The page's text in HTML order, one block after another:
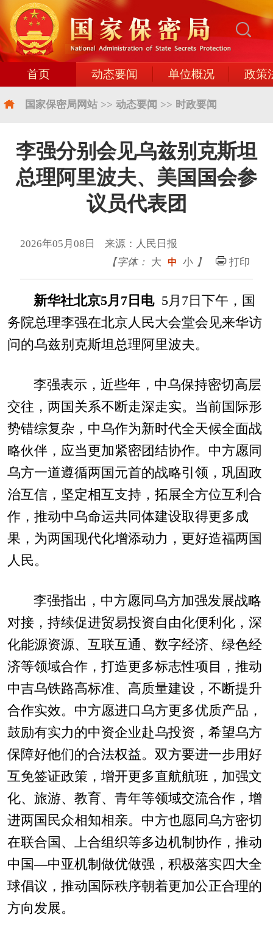
首页 动态要闻 单位概况 政策
国家保密局网站 >> 动态要闻 >> 时政要闻
李强分别会见乌兹别克斯坦
总理阿里波夫、美国国会参
议员代表团
2026年05月08日 来源：人民日报
【字体： 大 中 小 】 打印
新华社北京5月7日电5月7日下午，国
务院总理李强在北京人民大会堂会见来华访
问的乌兹别克斯坦总理阿里波夫。
李强表示，近些年，中乌保持密切高层
交往，两国关系不断走深走实。当前国际形
势错综复杂，中乌作为新时代全天候全面战
略伙伴，应当更加紧密团结协作。中方愿同
乌方一道遵循两国元首的战略引领，巩固政
治互信，坚定相互支持，拓展全方位互利合
作，推动中乌命运共同体建设取得更多成
果，为两国现代化增添动力，更好造福两国
人民。
李强指出，中方愿同乌方加强发展战略
对接，持续促进贸易投资自由化便利化，深
化能源资源、互联互通、数字经济、绿色经
济等领域合作，打造更多标志性项目，推动
中吉乌铁路高标准、高质量建设，不断提升
合作实效。中方愿进口乌方更多优质产品，
鼓励有实力的中资企业赴乌投资，希望乌方
保障好他们的合法权益。双方要进一步用好
互免签证政策，增开更多直航航班，加强文
化、旅游、教育、青年等领域交流合作，增
进两国民众相知相亲。中方也愿同乌方密切
在联合国、上合组织等多边机制协作，推动
中国—中亚机制做优做强，积极落实四大全
球倡议，推动国际秩序朝着更加公正合理的
方向发展。